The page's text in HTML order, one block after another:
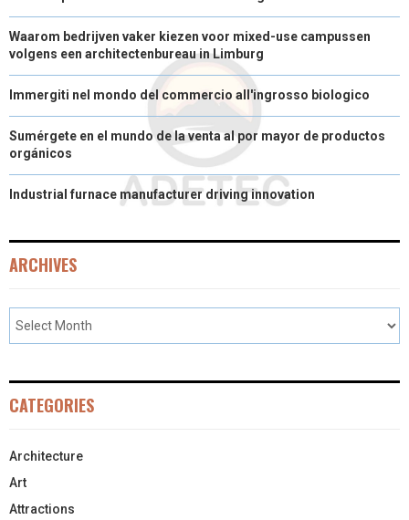
R
)
Waarom bedrijven vaker kiezen voor mixed-use campussen
volgens een architectenbureau in Limburg
Immergiti nel mondo del commercio all'ingrosso biologico
Sumérgete en el mundo de la venta al por mayor de productos
orgánicos
Industrial furnace manufacturer driving innovation
ARCHIVES
CATEGORIES
Architecture
Art
Attractions